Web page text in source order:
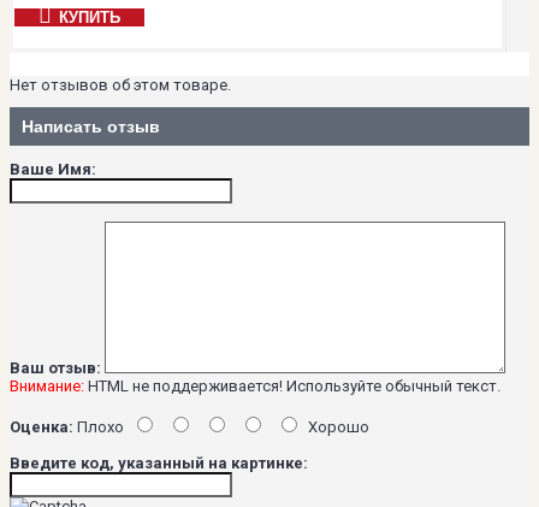
КУПИТЬ
Нет отзывов об этом товаре.
Написать отзыв
Ваше Имя:
Ваш отзыв:
Внимание: HTML не поддерживается! Используйте обычный текст.
Оценка: Плохо
Хорошо
Введите код, указанный на картинке: